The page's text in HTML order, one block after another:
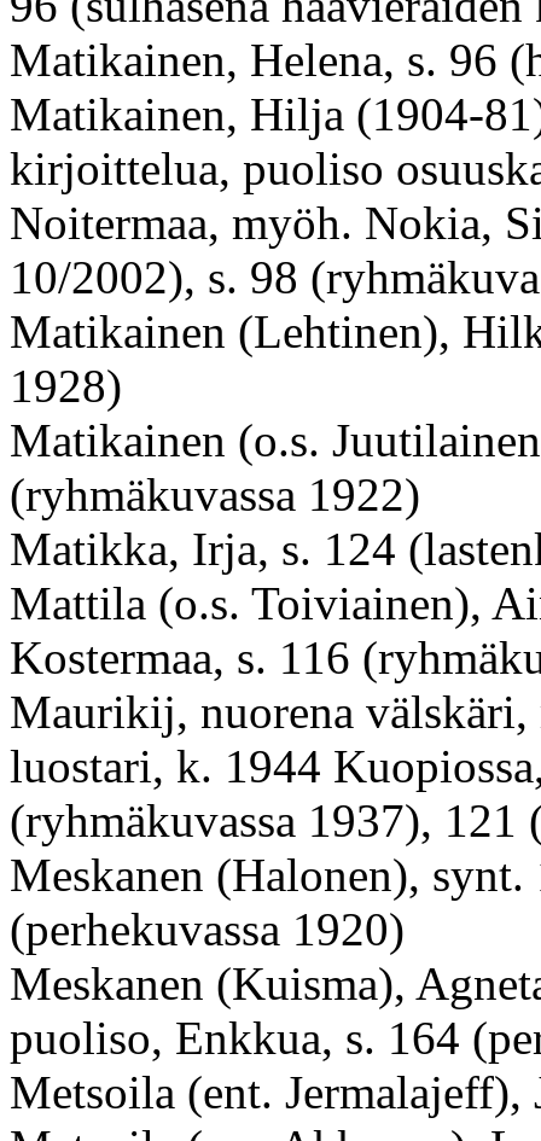
Matikainen, Helena, s. 96
Matikainen, Hilja (1904-81
kirjoittelua, puoliso
Noitermaa, myöh. Nokia,
10/2002), s. 98
Matikainen (Lehtinen),
1928)
Matikainen (o.s.
(ryhmäkuvassa 1922)
Matikka, Irja, s. 124
Mattila (o.s. Toiviainen),
Kostermaa, s. 116
Maurikij, nuorena
luostari, k. 1944
(ryhmäkuvassa 1937), 121
Meskanen (Halonen), synt.
(perhekuvassa 1920)
Meskanen (Kuisma),
puoliso, Enkkua, s. 164
Metsoila (ent. Jermalajeff),